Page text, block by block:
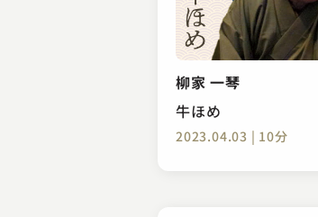
柳家 一琴
牛ほめ
2023.04.03 | 10分